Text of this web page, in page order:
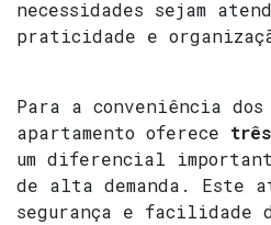
necessidades sejam
praticidade e
Para a conveniência
apartamento oferece
um diferencial
de alta demanda. Este
segurança e facilidade